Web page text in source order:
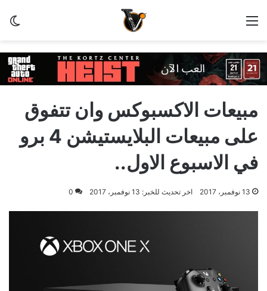
القائمة
مبيعات الاكسبوكس وان تتفوق
على مبيعات البلايستيشن 4 برو
في الاسبوع الاول..
13 نوفمبر، 2017 اخر تحديث للخبر: 13 نوفمبر، 2017 0